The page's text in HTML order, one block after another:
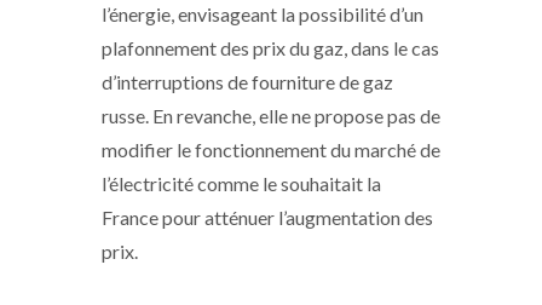
l’énergie, envisageant la possibilité d’un
plafonnement des prix du gaz, dans le cas
d’interruptions de fourniture de gaz
russe. En revanche, elle ne propose pas de
modifier le fonctionnement du marché de
l’électricité comme le souhaitait la
France pour atténuer l’augmentation des
prix.